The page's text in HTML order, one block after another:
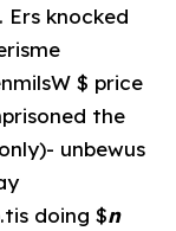
Ers knocked
$ price
the
unbewus
doing $n